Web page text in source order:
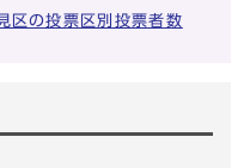
区の投票区別投票者数